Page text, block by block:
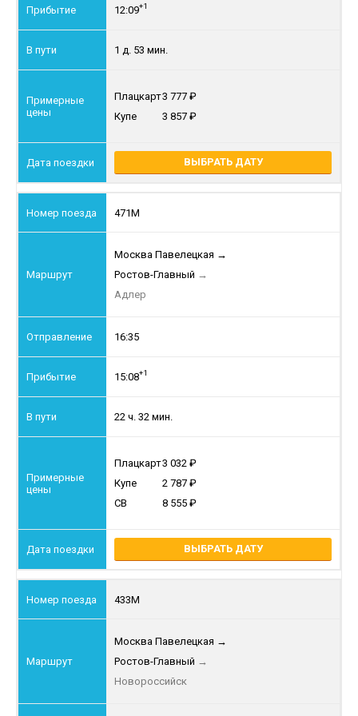
12:09+1
1 д. 53 мин.
Плацкарт3 777
Купе
3 857
ВЫБРАТЬ ДАТУ
471М
Москва Павелецкая →
Ростов-Главный →
Адлер
16:35
15:08+1
22 ч. 32 мин.
Плацкарт3 032
Купе
2 787
СВ
8 555
ВЫБРАТЬ ДАТУ
433М
Москва Павелецкая →
Ростов-Главный →
Новороссийск